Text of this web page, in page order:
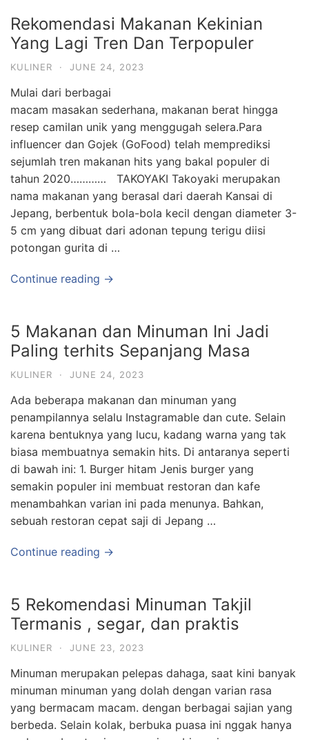
Rekomendasi Makanan Kekinian
Yang Lagi Tren Dan Terpopuler
KULINER · JUNE 24, 2023
Mulai dari berbagai
macam masakan sederhana, makanan berat hingga
resep camilan unik yang menggugah selera.Para
influencer dan Gojek (GoFood) telah memprediksi
sejumlah tren makanan hits yang bakal populer di
tahun 2020………… TAKOYAKI Takoyaki merupakan
nama makanan yang berasal dari daerah Kansai di
Jepang, berbentuk bola-bola kecil dengan diameter 3-
5 cm yang dibuat dari adonan tepung terigu diisi
potongan gurita di …
Continue reading →
5 Makanan dan Minuman Ini Jadi
Paling terhits Sepanjang Masa
KULINER · JUNE 24, 2023
Ada beberapa makanan dan minuman yang
penampilannya selalu Instagramable dan cute. Selain
karena bentuknya yang lucu, kadang warna yang tak
biasa membuatnya semakin hits. Di antaranya seperti
di bawah ini: 1. Burger hitam Jenis burger yang
semakin populer ini membuat restoran dan kafe
menambahkan varian ini pada menunya. Bahkan,
sebuah restoran cepat saji di Jepang …
Continue reading →
5 Rekomendasi Minuman Takjil
Termanis , segar, dan praktis
KULINER · JUNE 23, 2023
Minuman merupakan pelepas dahaga, saat kini banyak
minuman minuman yang dolah dengan varian rasa
yang bermacam macam. dengan berbagai sajian yang
berbeda. Selain kolak, berbuka puasa ini nggak hanya